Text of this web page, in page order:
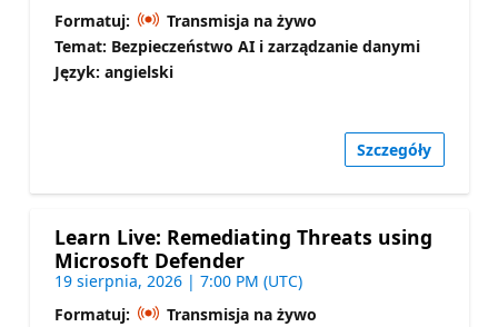
Formatuj:
Transmisja na żywo
Temat: Bezpieczeństwo AI i zarządzanie danymi
Język: angielski
Szczegóły
Learn Live: Remediating Threats using
Microsoft Defender
19 sierpnia, 2026 | 7:00 PM (UTC)
Formatuj:
Transmisja na żywo